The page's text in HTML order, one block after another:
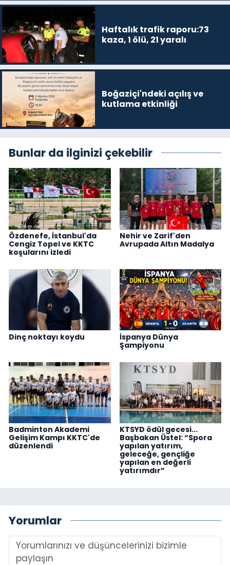
Haftalık trafik raporu:73
kaza, 1 ölü, 21 yaralı
Boğaziçi'ndeki açılış ve
kutlama etkinliği
Bunlar da ilginizi çekebilir
Özdenefe, İstanbul'da
Cengiz Topel ve KKTC
koşularını izledi
Nehir ve Zarif'den
Avrupada Altın Madalya
Dinç noktayı koydu
İspanya Dünya
Şampiyonu
Badminton Akademi
Gelişim Kampı KKTC'de
düzenlendi
KTSYD ödül gecesi...
Başbakan Üstel: “Spora
yapılan yatırım,
geleceğe, gençliğe
yapılan en değerli
yatırımdır”
Yorumlar